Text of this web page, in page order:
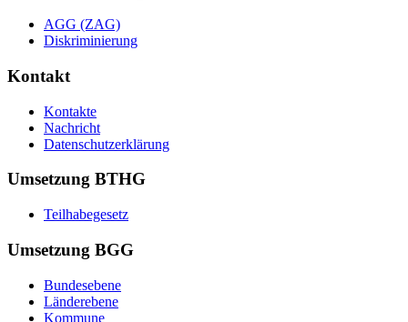
AGG (ZAG)
Diskriminierung
Kontakt
Kontakte
Nachricht
Datenschutzerklärung
Umsetzung BTHG
Teilhabegesetz
Umsetzung BGG
Bundesebene
Länderebene
Kommune